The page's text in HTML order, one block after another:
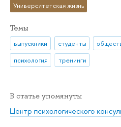
Университетская жизнь
Темы
выпускники студенты
психология
тренинги
В статье упомянуты
Центр психологического